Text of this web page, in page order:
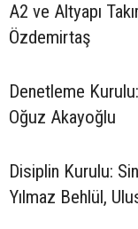
A2 ve Altyapı
Özdemirtaş
Denetleme
Oğuz Akayoğlu
Disiplin Kurulu:
Yılmaz Behlül,